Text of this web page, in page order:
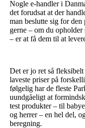
Nogle e-handler i
det forudsat at der
man beslutte sig for
gerne – om du
– er at få dem til at
Det er jo ret så
laveste priser på
følgelig har de fleste
uundgåeligt at
test produkter – til
og herrer – en hel del,
beregning.